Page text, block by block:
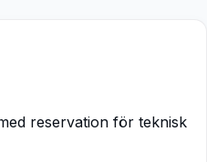
reservation för teknisk